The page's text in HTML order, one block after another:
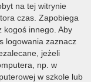
na tej witrynie
czas. Zapobiega
kogoś innego. Aby
logowania zaznacz
jeżeli
np. w
w szkole lub